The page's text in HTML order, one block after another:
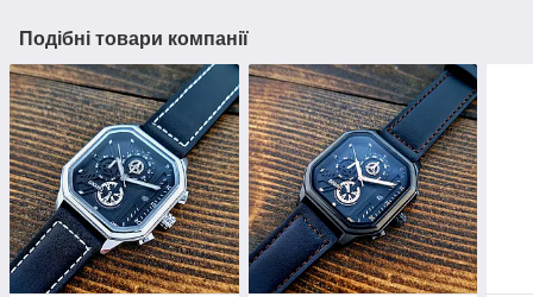
Подібні товари компанії